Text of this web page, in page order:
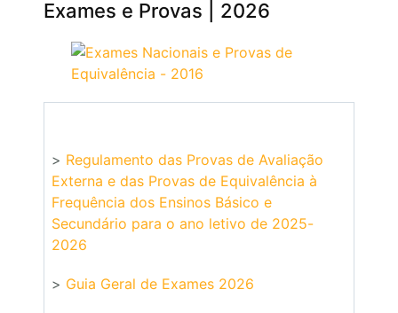
Exames e Provas | 2026
> Regulamento das Provas de Avaliação
Externa e das Provas de Equivalência à
Frequência dos Ensinos Básico e
Secundário para o ano letivo de 2025-
2026
> Guia Geral de Exames 2026